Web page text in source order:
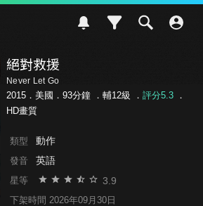
絕對救援
Never Let Go
2015．美國．93分鐘 ． 輔12級 ． 評分5.3．
HD畫質
類型 動作
發音 英語
星等 3.9
下架時間 2026年09月30日